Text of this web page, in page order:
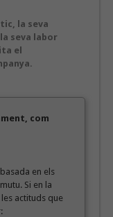
la seva
seva labor
el
com
en els
Si en la
actituds que